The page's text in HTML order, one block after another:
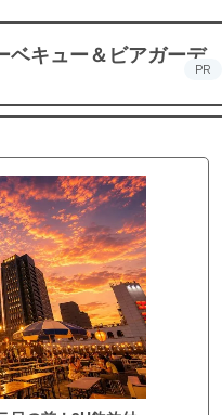
ベキュー＆ビアガーデ
PR